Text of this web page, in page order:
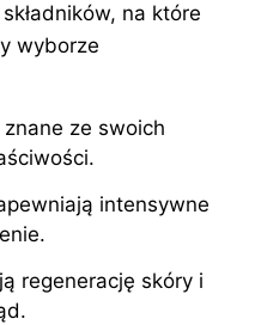
na które
wyborze
ze swoich
intensywne
regenerację skóry i